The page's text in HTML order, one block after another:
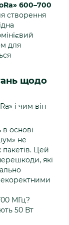
600–700
створення
для
щодо
і чим він
основі
не
Цей
які
МГц?
50 Вт